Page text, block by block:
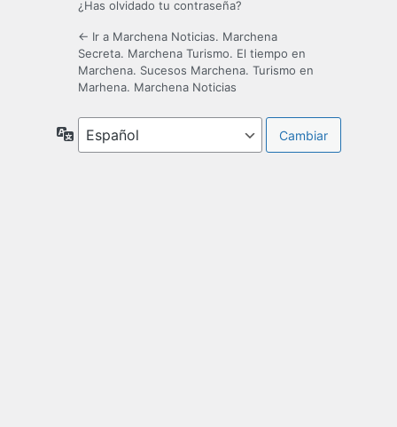
¿Has olvidado tu contraseña?
← Ir a Marchena Noticias. Marchena
Secreta. Marchena Turismo. El tiempo en
Marchena. Sucesos Marchena. Turismo en
Marhena. Marchena Noticias
Idioma